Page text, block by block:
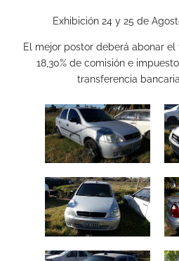
Exhibición 24 y 25 de
El mejor postor deberá abonar
18,30% de comisión e
transferencia